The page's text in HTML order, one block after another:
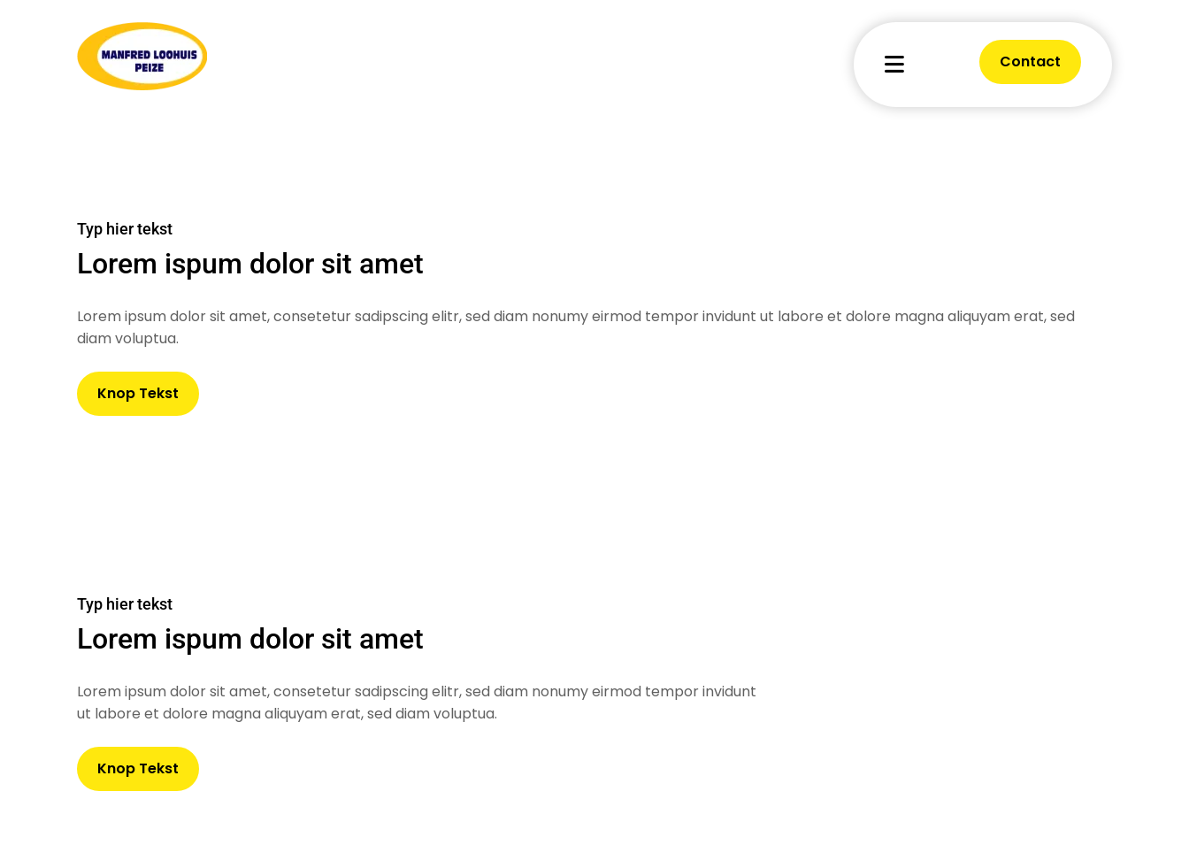
Contact
Typ hier tekst
Lorem ispum dolor sit amet
Lorem ipsum dolor sit amet, consetetur sadipscing elitr, sed diam nonumy eirmod tempor invidunt ut labore et dolore magna aliquyam erat, sed
diam voluptua.
Knop Tekst
Typ hier tekst
Lorem ispum dolor sit amet
Lorem ipsum dolor sit amet, consetetur sadipscing elitr, sed diam nonumy eirmod tempor invidunt
ut labore et dolore magna aliquyam erat, sed diam voluptua.
Knop Tekst